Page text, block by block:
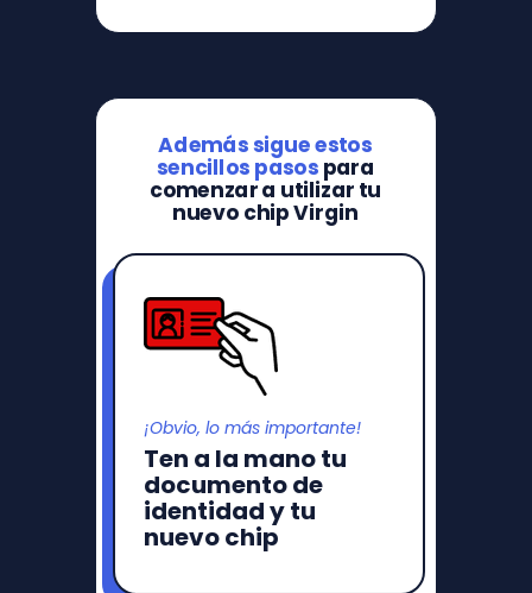
Además sigue estos
sencillos pasos para
comenzar a utilizar tu
nuevo chip Virgin
¡Obvio, lo más importante!
Ten a la mano tu
documento de
identidad y tu
nuevo chip